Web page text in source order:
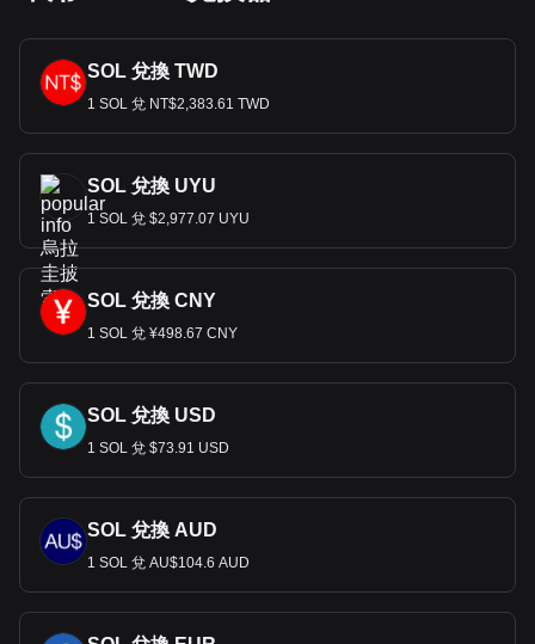
SOL 兌換 TWD
1 SOL 兌 NT$2,383.61 TWD
SOL 兌換 UYU
1 SOL 兌 $2,977.07 UYU
SOL 兌換 CNY
1 SOL 兌 ¥498.67 CNY
SOL 兌換 USD
1 SOL 兌 $73.91 USD
SOL 兌換 AUD
1 SOL 兌 AU$104.6 AUD